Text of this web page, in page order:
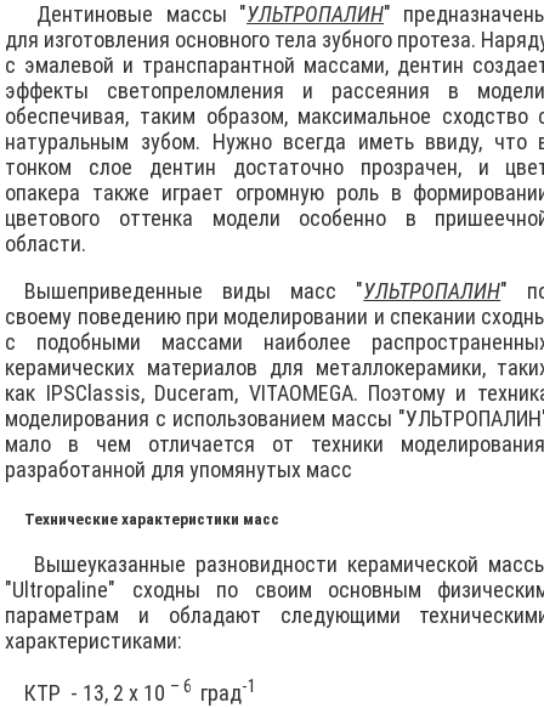
Дентиновые массы "УЛЬТРОПАЛИН"
для изготовления основного тела зубного протеза.
с эмалевой и транспарантной массами, дентин
эффекты светопреломления и рассеяния в
обеспечивая, таким образом, максимальное сходство
натуральным зубом. Нужно всегда иметь ввиду, что
тонком слое дентин достаточно прозрачен, и
опакера также играет огромную роль в
цветового оттенка модели особенно в
области.
Вышеприведенные виды масс "УЛЬТРОПАЛИН"
своему поведению при моделировании и спекании
с подобными массами наиболее
керамических материалов для металлокерамики,
как IPSClassis, Duceram, VITAOMEGA. Поэтому и
моделирования с использованием массы
мало в чем отличается от техники
разработанной для упомянутых масс
Технические характеристики масс
Вышеуказанные разновидности керамической
"Ultropaline" сходны по своим основным
параметрам и обладают следующими
характеристиками:
КТР - 13, 2 х 10 – 6 град-1